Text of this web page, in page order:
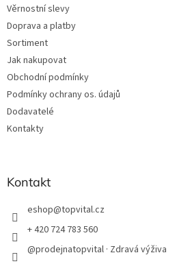
Věrnostní slevy
Doprava a platby
Sortiment
Jak nakupovat
Obchodní podmínky
Podmínky ochrany os. údajů
Dodavatelé
Kontakty
Kontakt
eshop@topvital.cz
+ 420 724 783 560
@prodejnatopvital · Zdravá výživa